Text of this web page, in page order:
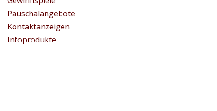
Pauschalangebote
Kontaktanzeigen
Infoprodukte